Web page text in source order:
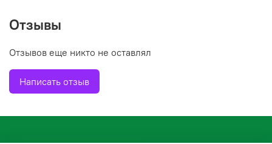
Отзывы
Отзывов еще никто не оставлял
Написать отзыв